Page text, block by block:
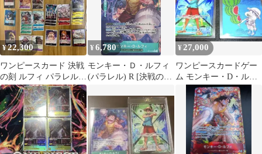
¥22,300
ワンピースカード 決戦
の刻 ルフィ パラレル
エースSEC 4コン多数
¥6,780
モンキー・Ｄ・ルフィ
(パラレル) R [決戦の
スカードゲーム
¥27,000
ワンピースカードゲー
ム モンキー・D・ルフ
ィOP16-022 ナツコミワ
ンピース